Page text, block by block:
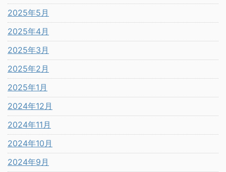
2025年5月
2025年4月
2025年3月
2025年2月
2025年1月
2024年12月
2024年11月
2024年10月
2024年9月